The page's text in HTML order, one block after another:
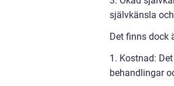
självkänsla
Det finns dock
1. Kostnad:
behandlingar